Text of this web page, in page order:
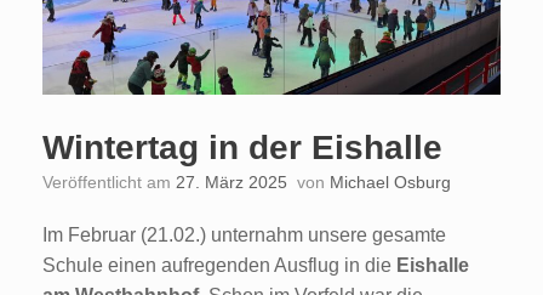
Wintertag in der Eishalle
Veröffentlicht am 27. März 2025 von Michael Osburg
Im Februar (21.02.) unternahm unsere gesamte
Schule einen aufregenden Ausflug in die Eishalle